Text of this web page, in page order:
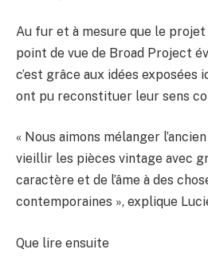
Au fur et à mesure que le
point de vue de Broad Project
c’est grâce aux idées exposées
ont pu reconstituer leur sens
« Nous aimons mélanger
vieillir les pièces vintage avec
caractère et de l’âme à des
contemporaines », explique
Que lire ensuite